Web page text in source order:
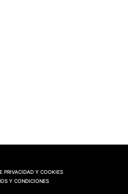
PRIVACIDAD Y COOKIES
Y CONDICIONES